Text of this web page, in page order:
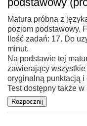
Matura próbna z
poziom podstawowy.
Ilość zadań: 17. Do
minut.
Na podstawie tej
zawierający
oryginalną punktacją i
Test dostępny także